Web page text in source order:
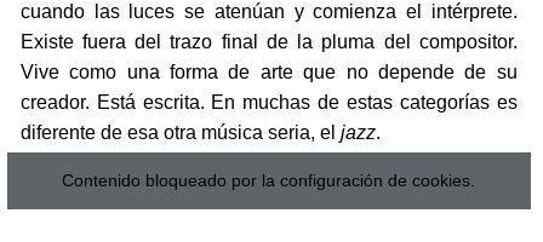
cuando las luces se atenúan y comienza el intérprete.
Existe fuera del trazo final de la pluma del compositor.
Vive como una forma de arte que no depende de su
creador. Está escrita. En muchas de estas categorías es
diferente de esa otra música seria, el jazz.
Contenido bloqueado por la configuración de cookies.